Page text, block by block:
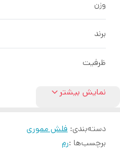
وزن
برند
ظرفیت
نمایش بیشتر
دسته‌بندی: فلش مموری
برچسب‌ها :رم